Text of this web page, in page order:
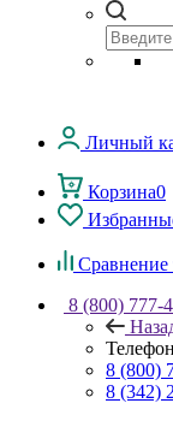
Личный
Корзина0
Сравнение
8 (800) 777-
8 (800)
8 (342)